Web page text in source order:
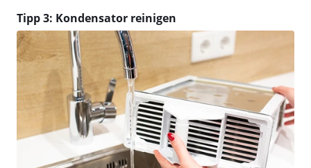
Tipp 3: Kondensator reinigen